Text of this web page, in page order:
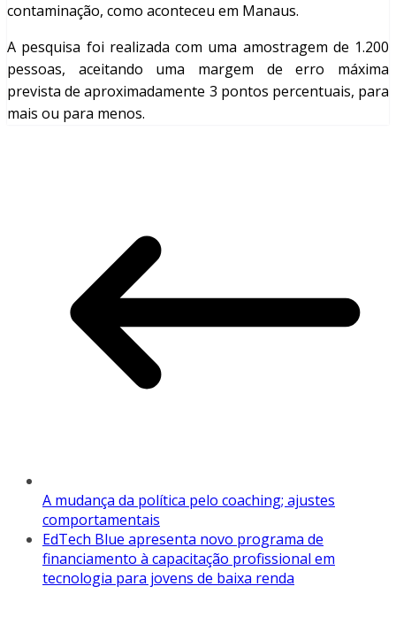
contaminação, como aconteceu em Manaus.
A pesquisa foi realizada com uma amostragem de 1.200
pessoas, aceitando uma margem de erro máxima
prevista de aproximadamente 3 pontos percentuais, para
mais ou para menos.
A mudança da política pelo coaching; ajustes
comportamentais
EdTech Blue apresenta novo programa de
financiamento à capacitação profissional em
tecnologia para jovens de baixa renda